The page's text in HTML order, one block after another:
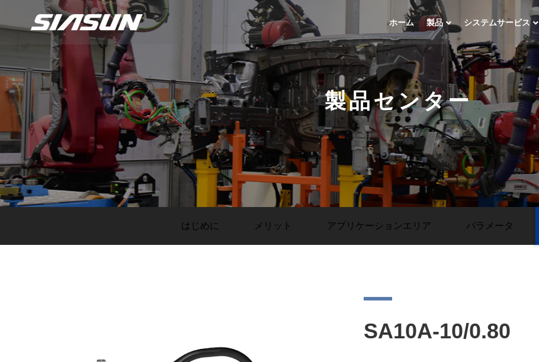
ホーム 製品 システムサービス
製品センター
はじめに メリット アプリケーションエリア パラメータ
SA10A-10/0.80